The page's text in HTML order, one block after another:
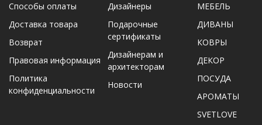
Способы оплаты
Доставка товара
Возврат
Правовая информация
Политика
конфиденциальности
Дизайнеры
Подарочные
сертификаты
Дизайнерам и
архитекторам
Новости
МЕБЕЛЬ
ДИВАНЫ
КОВРЫ
ДЕКОР
ПОСУДА
АРОМАТЫ
SVETLOVE